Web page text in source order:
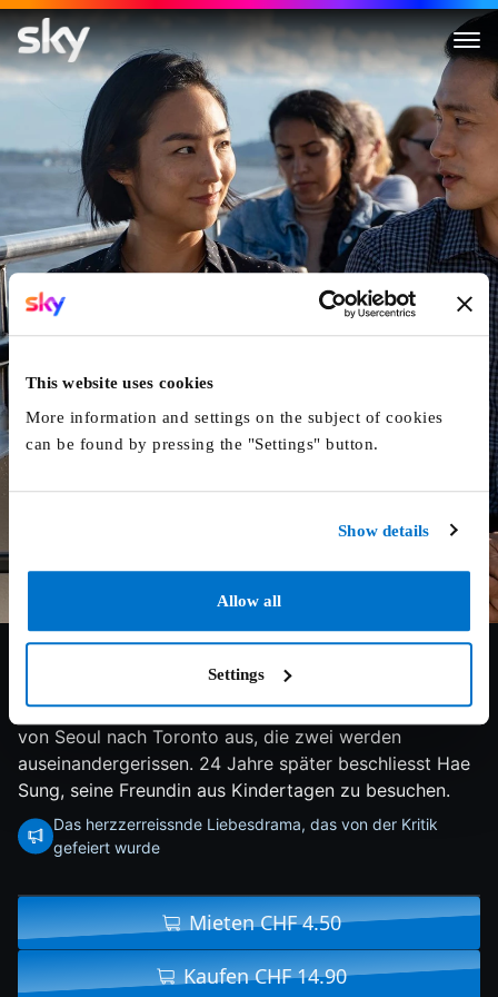
This website uses cookies
More information and settings on the subject of cookies
can be found by pressing the "Settings" button.
Show details
Allow all
Settings
Past Lives - In einem
Nora und Hae Sung verbindet in der Kindheit eine
innige Freundschaft. Doch dann wandert Noras Familie
von Seoul nach Toronto aus, die zwei werden
auseinandergerissen. 24 Jahre später beschliesst Hae
Sung, seine Freundin aus Kindertagen zu besuchen.
Das herzzerreissnde Liebesdrama, das von der Kritik
gefeiert wurde
Mieten CHF 4.50
Kaufen CHF 14.90